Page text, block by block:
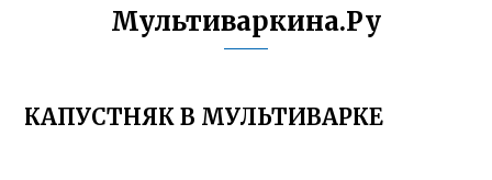
Мультиваркина.Ру
КАПУСТНЯК В МУЛЬТИВАРКЕ